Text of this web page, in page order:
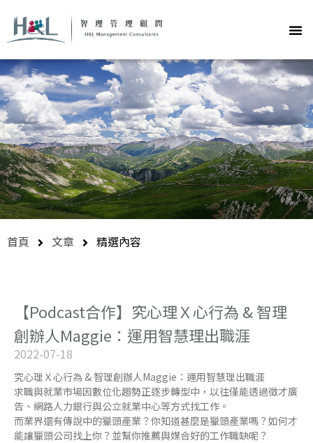
首頁 文章 精選內容
【Podcast合作】究心理Ｘ心行為 & 智理
創辦人Maggie：運用智慧理出職涯
2022-07-18
究心理Ｘ心行為 & 智理創辦人Maggie：運用智慧理出職涯
求職與就業市場因數位化趨勢正逐步轉型中，以往僅能透過徵才廣
告、網路人力銀行與公立就業中心等方式找工作。
而業界還有傳說中的獵頭產業？你知道甚麼是獵頭產業嗎？如何才
能讓獵頭公司找上你？並幫你推薦與媒合好的工作職缺呢？